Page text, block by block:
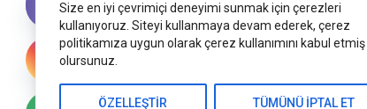
Size en iyi çevrimiçi deneyimi sunmak için çerezleri
kullanıyoruz. Siteyi kullanmaya devam ederek, çerez
politikamıza uygun olarak çerez kullanımını kabul etmiş
olursunuz.
ÖZELLEŞTİR TÜMÜNÜ İPTAL ET